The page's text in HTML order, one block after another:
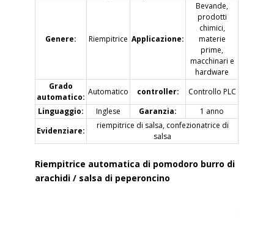
Genere: Riempitrice Applicazione:
Bevande,
prodotti
chimici,
materie
prime,
macchinari e
hardware
Grado
automatico:
Automatico controller:
Controllo PLC
Linguaggio:
Inglese Garanzia:
1 anno
Evidenziare:
riempitrice di salsa, confezionatrice di
salsa
Riempitrice automatica di pomodoro burro di
arachidi / salsa di peperoncino